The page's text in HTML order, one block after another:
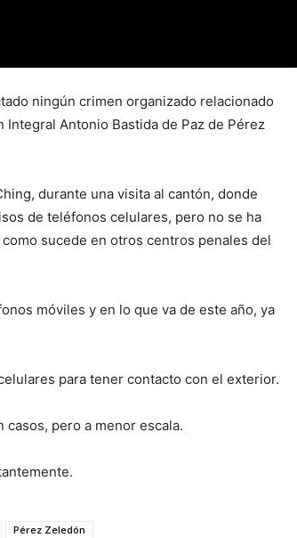
ningún crimen organizado relacionado
Antonio Bastida de Paz de Pérez
durante una visita al cantón, donde
de teléfonos celulares, pero no se ha
sucede en otros centros penales del
móviles y en lo que va de este año, ya
para tener contacto con el exterior.
pero a menor escala.
Pérez Zeledón